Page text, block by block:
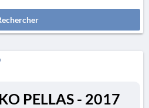
PELLAS - 2017